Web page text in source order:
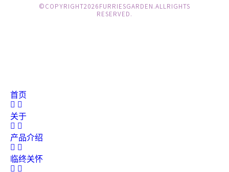
© COPYRIGHT 2026 FURRIES GARDEN. ALL RIGHTS
RESERVED.
首页
关于
产品介绍
临终关怀